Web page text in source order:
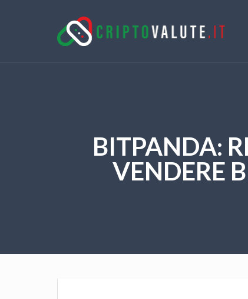
BITPANDA:
VENDERE